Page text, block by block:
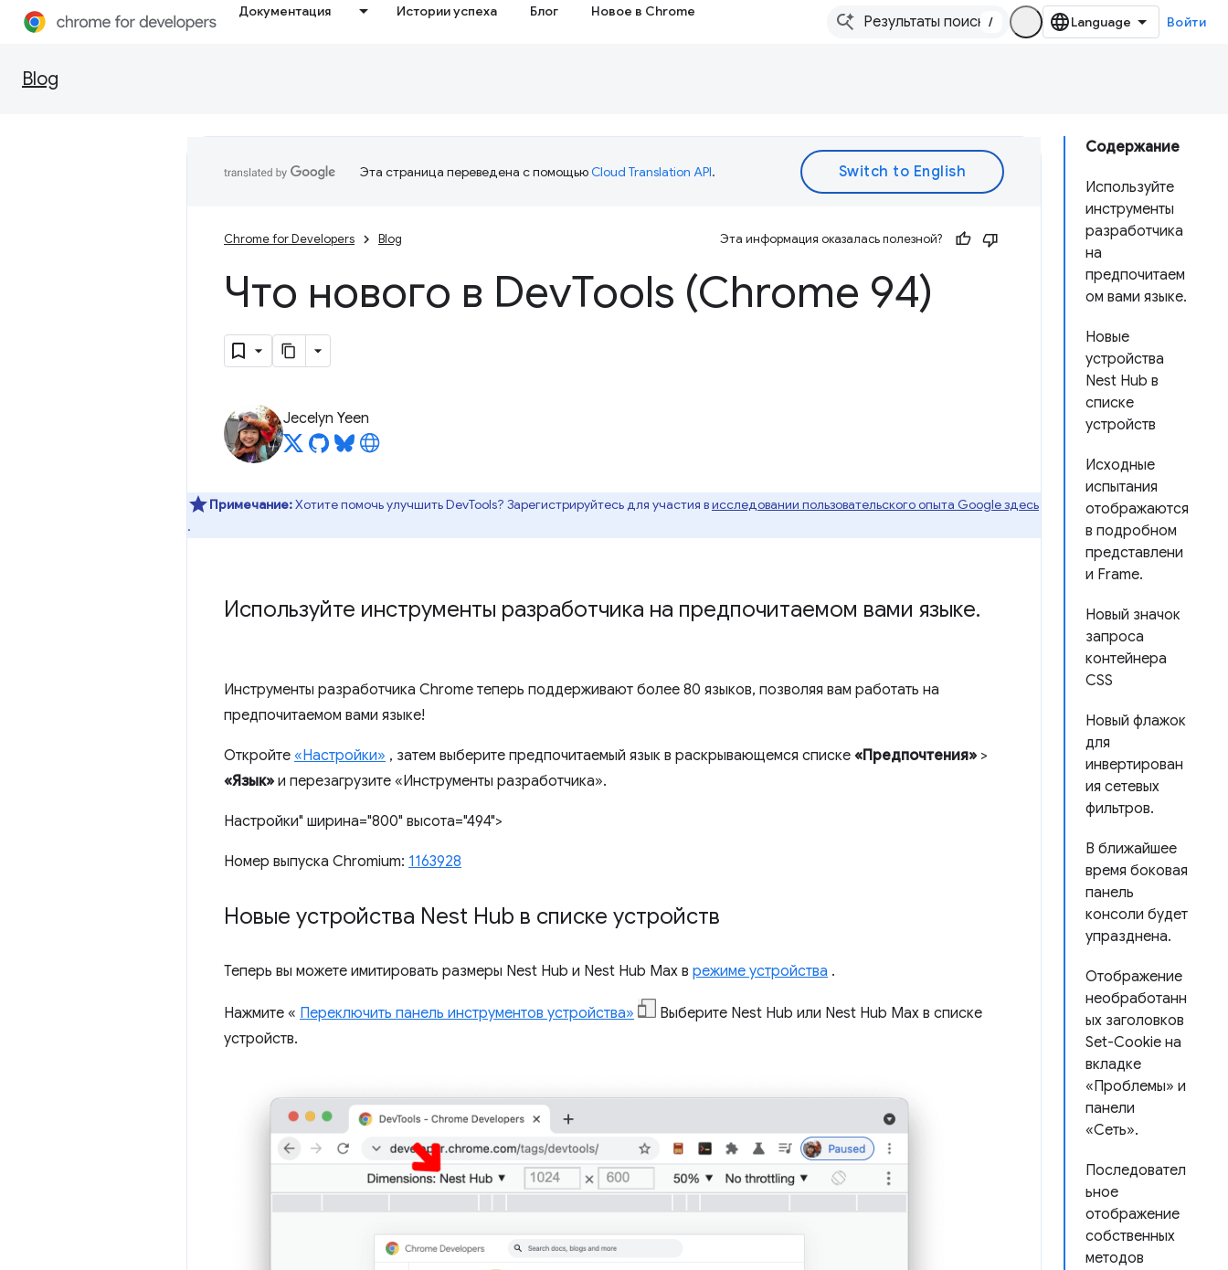
Документация Истории успеха Блог Новое в Chrome
/ Войти
Blog
Содержание
Используйте
инструменты
разработчика
на
предпочитаем
ом вами языке.
Новые
устройства
Nest Hub в
списке
устройств
Исходные
испытания
отображаются
в подробном
представлени
и Frame.
Новый значок
запроса
контейнера
CSS
Новый флажок
для
инвертирован
ия сетевых
фильтров.
В ближайшее
время боковая
панель
консоли будет
упразднена.
Отображение
необработанн
ых заголовков
Set-Cookie на
вкладке
«Проблемы» и
панели
«Сеть».
Последовател
ьное
отображение
собственных
методов
Эта страница переведена с помощьюCloud Translation API.
Chrome for Developers Blog Эта информация оказалась полезной?
Что нового в DevTools (Chrome 94)
Jecelyn Yeen
Примечание:Хотите помочь улучшить DevTools? Зарегистрируйтесь для участия висследовании пользовательского опыта Google здесь
.
Используйте инструменты разработчика на предпочитаемом вами языке.
Инструменты разработчика Chrome теперь поддерживают более 80 языков, позволяя вам работать на
предпочитаемом вами языке!
Откройте «Настройки» , затем выберите предпочитаемый язык в раскрывающемся списке «Предпочтения» >
«Язык» и перезагрузите «Инструменты разработчика».
Настройки" ширина="800" высота="494">
Номер выпуска Chromium: 1163928
Новые устройства Nest Hub в списке устройств
Теперь вы можете имитировать размеры Nest Hub и Nest Hub Max в режиме устройства .
Нажмите « Переключить панель инструментов устройства»
Выберите Nest Hub или Nest Hub Max в списке
устройств.